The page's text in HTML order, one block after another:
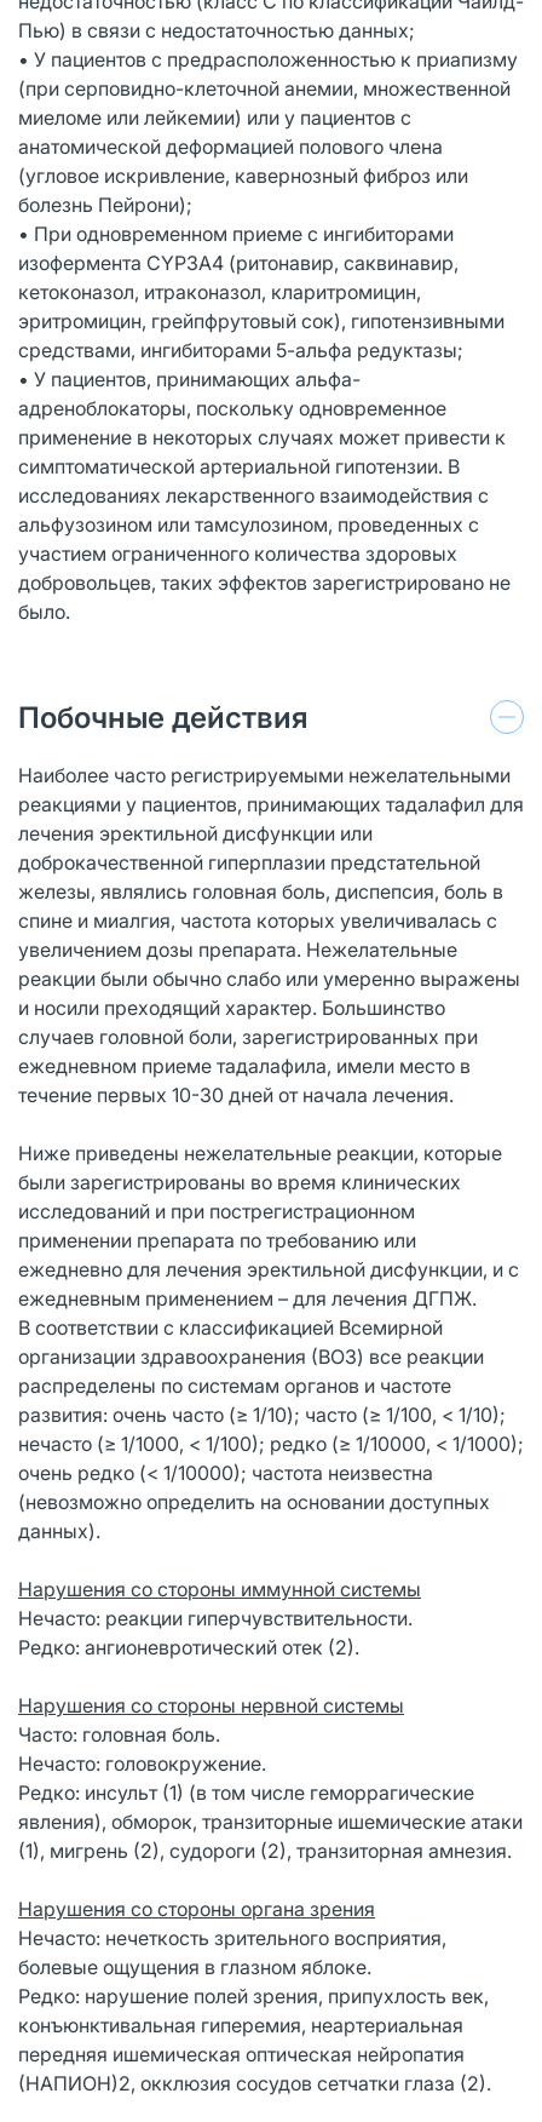
Пью) в связи с недостаточностью данных;
• У пациентов с предрасположенностью к приапизму
(при серповидно-клеточной анемии, множественной
миеломе или лейкемии) или у пациентов с
анатомической деформацией полового члена
(угловое искривление, кавернозный фиброз или
болезнь Пейрони);
• При одновременном приеме с ингибиторами
изофермента СYР3А4 (ритонавир, саквинавир,
кетоконазол, итраконазол, кларитромицин,
эритромицин, грейпфрутовый сок), гипотензивными
средствами, ингибиторами 5-альфа редуктазы;
• У пациентов, принимающих альфа-
адреноблокаторы, поскольку одновременное
применение в некоторых случаях может привести к
симптоматической артериальной гипотензии. В
исследованиях лекарственного взаимодействия с
альфузозином или тамсулозином, проведенных с
участием ограниченного количества здоровых
добровольцев, таких эффектов зарегистрировано не
было.
Побочные действия
Наиболее часто регистрируемыми нежелательными
реакциями у пациентов, принимающих тадалафил для
лечения эректильной дисфункции или
доброкачественной гиперплазии предстательной
железы, являлись головная боль, диспепсия, боль в
спине и миалгия, частота которых увеличивалась с
увеличением дозы препарата. Нежелательные
реакции были обычно слабо или умеренно выражены
и носили преходящий характер. Большинство
случаев головной боли, зарегистрированных при
ежедневном приеме тадалафила, имели место в
течение первых 10-30 дней от начала лечения.
Ниже приведены нежелательные реакции, которые
были зарегистрированы во время клинических
исследований и при пострегистрационном
применении препарата по требованию или
ежедневно для лечения эректильной дисфункции, и с
ежедневным применением – для лечения ДГПЖ.
В соответствии с классификацией Всемирной
организации здравоохранения (ВОЗ) все реакции
распределены по системам органов и частоте
развития: очень часто (≥ 1/10); часто (≥ 1/100, < 1/10);
нечасто (≥ 1/1000, < 1/100); редко (≥ 1/10000, < 1/1000);
очень редко (< 1/10000); частота неизвестна
(невозможно определить на основании доступных
данных).
Нарушения со стороны иммунной системы
Нечасто: реакции гиперчувствительности.
Редко: ангионевротический отек (2).
Нарушения со стороны нервной системы
Часто: головная боль.
Нечасто: головокружение.
Редко: инсульт (1) (в том числе геморрагические
явления), обморок, транзиторные ишемические атаки
(1), мигрень (2), судороги (2), транзиторная амнезия.
Нарушения со стороны органа зрения
Нечасто: нечеткость зрительного восприятия,
болевые ощущения в глазном яблоке.
Редко: нарушение полей зрения, припухлость век,
конъюнктивальная гиперемия, неартериальная
передняя ишемическая оптическая нейропатия
(НАПИОН)2, окклюзия сосудов сетчатки глаза (2).